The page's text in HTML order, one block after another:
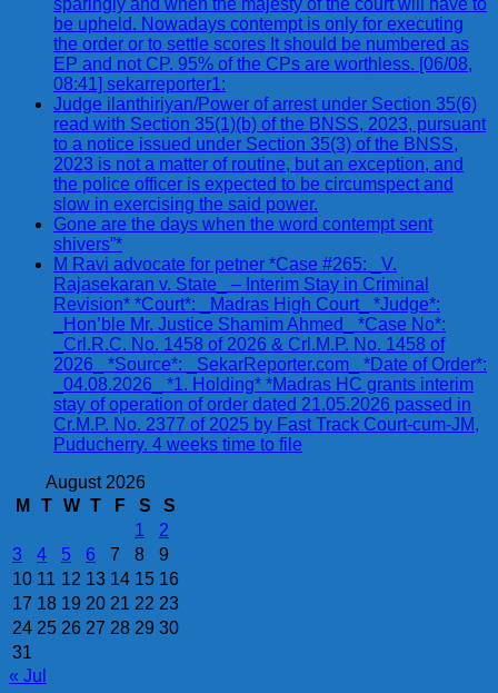
sparingly and when the majesty of the court will have to
be upheld. Nowadays contempt is only for executing
the order or to settle scores It should be numbered as
EP and not CP. 95% of the CPs are worthless. [06/08,
08:41] sekarreporter1:
Judge ilanthiriyan/Power of arrest under Section 35(6)
read with Section 35(1)(b) of the BNSS, 2023, pursuant
to a notice issued under Section 35(3) of the BNSS,
2023 is not a matter of routine, but an exception, and
the police officer is expected to be circumspect and
slow in exercising the said power.
Gone are the days when the word contempt sent
shivers”*
M Ravi advocate for petner *Case #265: _V.
Rajasekaran v. State_ – Interim Stay in Criminal
Revision* *Court*: _Madras High Court_ *Judge*:
_Hon’ble Mr. Justice Shamim Ahmed_ *Case No*:
_Crl.R.C. No. 1458 of 2026 & Crl.M.P. No. 1458 of
2026_ *Source*: _SekarReporter.com_ *Date of Order*:
_04.08.2026_ *1. Holding* *Madras HC grants interim
stay of operation of order dated 21.05.2026 passed in
Cr.M.P. No. 2377 of 2025 by Fast Track Court-cum-JM,
Puducherry. 4 weeks time to file
August 2026
M
T W T F S
S
1
2
3
4 5 6 7 8
9
10 11 12 13 14 15 16
17 18 19 20 21 22 23
24 25 26 27 28 29 30
31
« Jul